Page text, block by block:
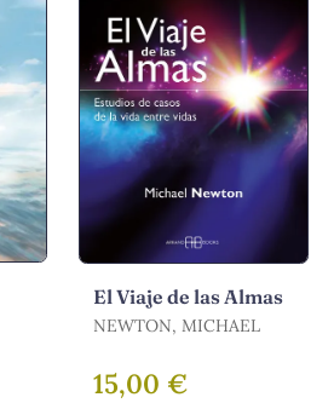
El Viaje de las Almas
NEWTON, MICHAEL
15,00 €